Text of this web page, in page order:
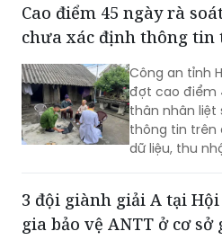
Cao điểm 45 ngày rà
chưa xác định thông tin
Công an tỉnh
đợt cao điểm
thân nhân liệt
thông tin trên
dữ liệu, thu
3 đội giành giải A tại
gia bảo vệ ANTT ở cơ